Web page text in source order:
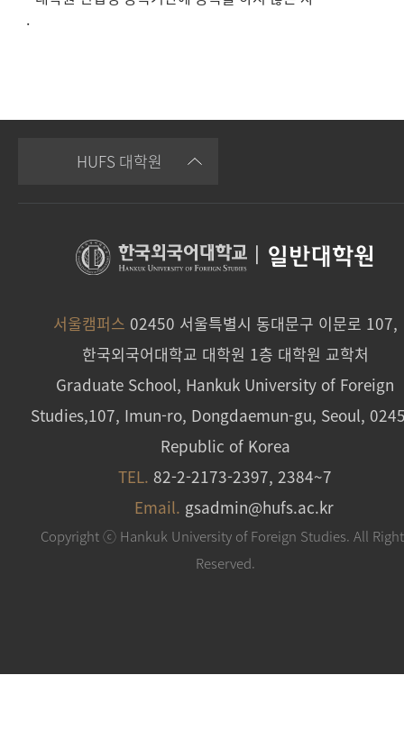
.
HUFS 대학원
일반대학원
서울캠퍼스 02450 서울특별시 동대문구 이문로 107,
한국외국어대학교 대학원 1층 대학원 교학처
Graduate School, Hankuk University of Foreign
Studies,107, Imun-ro, Dongdaemun-gu, Seoul,
Republic of Korea
TEL. 82-2-2173-2397, 2384~7
Email. gsadmin@hufs.ac.kr
Copyright ⓒ Hankuk University of Foreign Studies. All
Reserved.